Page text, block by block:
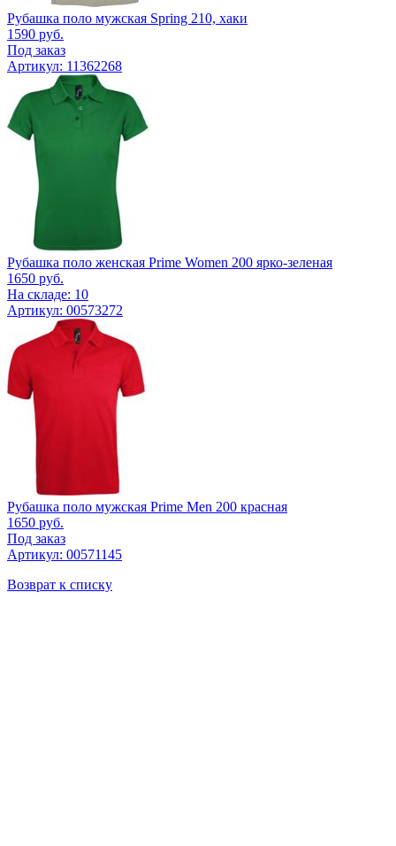
Рубашка поло мужская Spring 210, хаки
1590 руб.
Под заказ
Артикул: 11362268
Рубашка поло женская Prime Women 200 ярко-зеленая
1650 руб.
На складе: 10
Артикул: 00573272
Рубашка поло мужская Prime Men 200 красная
1650 руб.
Под заказ
Артикул: 00571145
Возврат к списку